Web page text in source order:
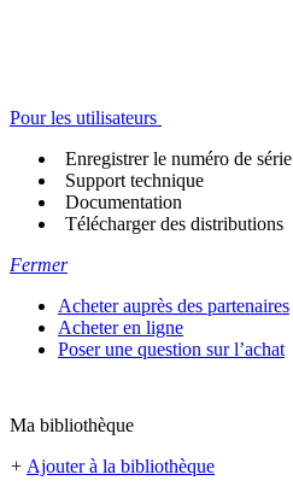
Pour les utilisateurs
Enregistrer le numéro de série
Support technique
Documentation
Télécharger des distributions
Fermer
Acheter auprès des partenaires
Acheter en ligne
Poser une question sur l’achat
Ma bibliothèque
+ Ajouter à la bibliothèque